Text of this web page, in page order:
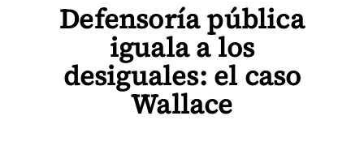
Defensoría pública
iguala a los
desiguales: el caso
Wallace